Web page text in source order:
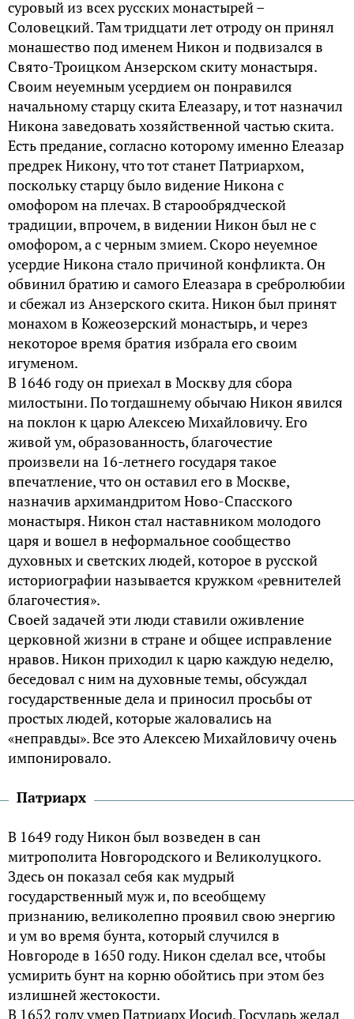
суровый из всех русских монастырей –
Соловецкий. Там тридцати лет отроду он принял
монашество под именем Никон и подвизался в
Свято-Троицком Анзерском скиту монастыря.
Своим неуемным усердием он понравился
начальному старцу скита Елеазару, и тот назначил
Никона заведовать хозяйственной частью скита.
Есть предание, согласно которому именно Елеазар
предрек Никону, что тот станет Патриархом,
поскольку старцу было видение Никона с
омофором на плечах. В старообрядческой
традиции, впрочем, в видении Никон был не с
омофором, а с черным змием. Скоро неуемное
усердие Никона стало причиной конфликта. Он
обвинил братию и самого Елеазара в сребролюбии
и сбежал из Анзерского скита. Никон был принят
монахом в Кожеозерский монастырь, и через
некоторое время братия избрала его своим
игуменом.
В 1646 году он приехал в Москву для сбора
милостыни. По тогдашнему обычаю Никон явился
на поклон к царю Алексею Михайловичу. Его
живой ум, образованность, благочестие
произвели на 16-летнего государя такое
впечатление, что он оставил его в Москве,
назначив архимандритом Ново-Спасского
монастыря. Никон стал наставником молодого
царя и вошел в неформальное сообщество
духовных и светских людей, которое в русской
историографии называется кружком «ревнителей
благочестия».
Своей задачей эти люди ставили оживление
церковной жизни в стране и общее исправление
нравов. Никон приходил к царю каждую неделю,
беседовал с ним на духовные темы, обсуждал
государственные дела и приносил просьбы от
простых людей, которые жаловались на
«неправды». Все это Алексею Михайловичу очень
импонировало.
Патриарх
В 1649 году Никон был возведен в сан
митрополита Новгородского и Великолуцкого.
Здесь он показал себя как мудрый
государственный муж и, по всеобщему
признанию, великолепно проявил свою энергию
и ум во время бунта, который случился в
Новгороде в 1650 году. Никон сделал все, чтобы
усмирить бунт на корню обойтись при этом без
излишней жестокости.
В 1652 году умер Патриарх Иосиф. Государь желал